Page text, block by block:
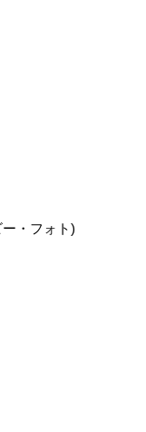
・フォト)